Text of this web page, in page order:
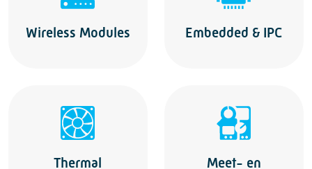
Wireless Modules Embedded & IPC
Thermal
Meet- en